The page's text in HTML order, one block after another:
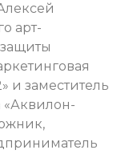
арт-
и заместитель
«Аквилон-